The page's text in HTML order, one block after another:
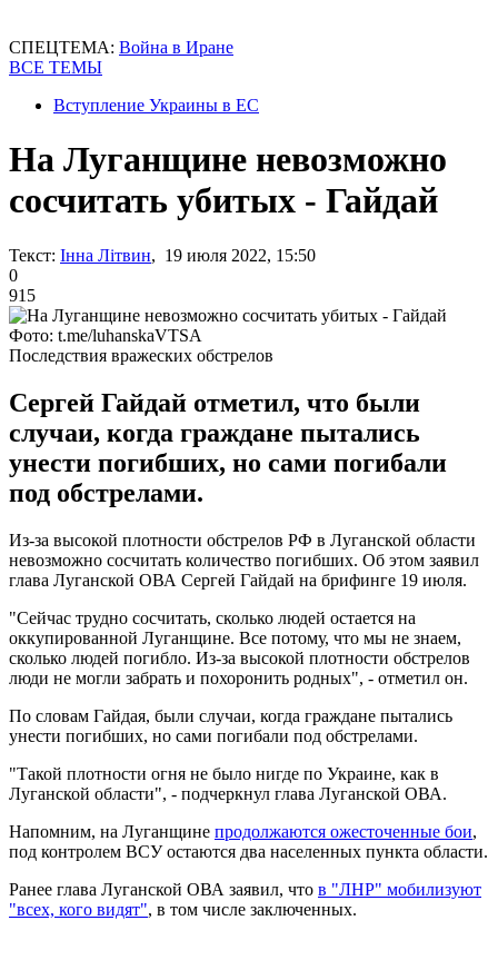
СПЕЦТЕМА: Война в Иране
ВСЕ ТЕМЫ
Вступление Украины в ЕС
На Луганщине невозможно
сосчитать убитых - Гайдай
Текст: Інна Літвин, 19 июля 2022, 15:50
0
915
Фото: t.me/luhanskaVTSA
Последствия вражеских обстрелов
Сергей Гайдай отметил, что были
случаи, когда граждане пытались
унести погибших, но сами погибали
под обстрелами.
Из-за высокой плотности обстрелов РФ в Луганской области
невозможно сосчитать количество погибших. Об этом заявил
глава Луганской ОВА Сергей Гайдай на брифинге 19 июля.
"Сейчас трудно сосчитать, сколько людей остается на
оккупированной Луганщине. Все потому, что мы не знаем,
сколько людей погибло. Из-за высокой плотности обстрелов
люди не могли забрать и похоронить родных", - отметил он.
По словам Гайдая, были случаи, когда граждане пытались
унести погибших, но сами погибали под обстрелами.
"Такой плотности огня не было нигде по Украине, как в
Луганской области", - подчеркнул глава Луганской ОВА.
Напомним, на Луганщине продолжаются ожесточенные бои,
под контролем ВСУ остаются два населенных пункта области.
Ранее глава Луганской ОВА заявил, что в "ЛНР" мобилизуют
"всех, кого видят", в том числе заключенных.